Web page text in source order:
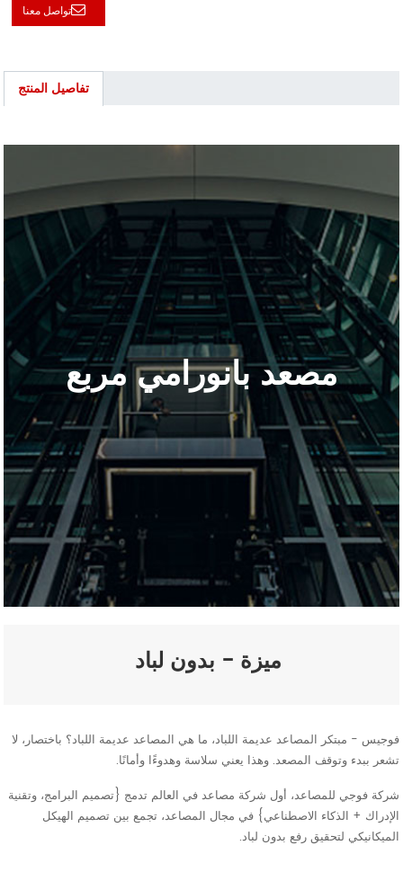
تواصل معنا
تفاصيل المنتج
مصعد بانورامي مربع
ميزة - بدون لباد
فوجيس - مبتكر المصاعد عديمة اللباد، ما هي المصاعد عديمة اللباد؟ باختصار، لا
تشعر ببدء وتوقف المصعد. وهذا يعني سلاسة وهدوءًا وأمانًا.
شركة فوجي للمصاعد، أول شركة مصاعد في العالم تدمج {تصميم البرامج، وتقنية
الإدراك + الذكاء الاصطناعي} في مجال المصاعد، تجمع بين تصميم الهيكل
الميكانيكي لتحقيق رفع بدون لباد.